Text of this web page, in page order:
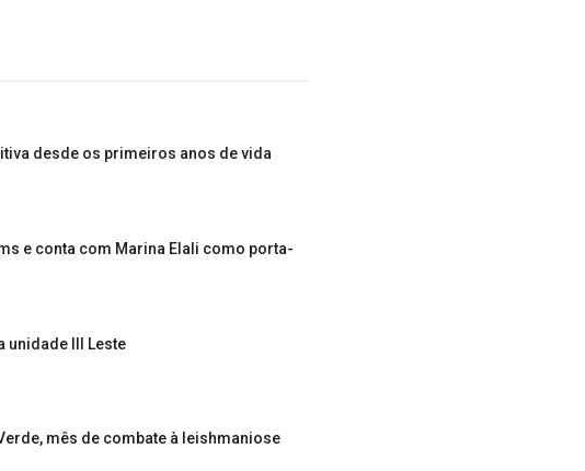
desde os primeiros anos de vida
e conta com Marina Elali como porta-
unidade III Leste
mês de combate à leishmaniose